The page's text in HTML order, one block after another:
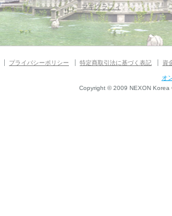
マギグラフィ
プライバシーポリシー 特定商取引法に基づく表記 資
オ
Copyright © 2009 NEXON Korea